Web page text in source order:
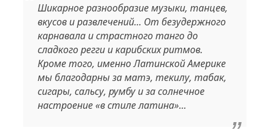
Шикарное разнообразие музыки, танцев,
вкусов и развлечений... От безудержного
карнавала и страстного танго до
сладкого регги и карибских ритмов.
Кроме того, именно Латинской Америке
мы благодарны за матэ, текилу, табак,
сигары, сальсу, румбу и за солнечное
настроение «в стиле латина»...